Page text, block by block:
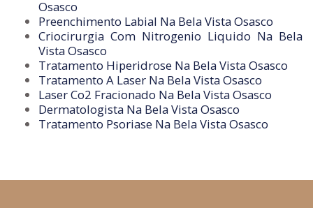
Osasco
Preenchimento Labial Na Bela Vista Osasco
Criocirurgia Com Nitrogenio Liquido Na Bela
Vista Osasco
Tratamento Hiperidrose Na Bela Vista Osasco
Tratamento A Laser Na Bela Vista Osasco
Laser Co2 Fracionado Na Bela Vista Osasco
Dermatologista Na Bela Vista Osasco
Tratamento Psoriase Na Bela Vista Osasco